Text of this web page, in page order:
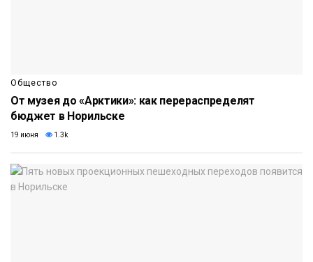
Общество
От музея до «Арктики»: как перераспределят
бюджет в Норильске
19 июня 1.3k